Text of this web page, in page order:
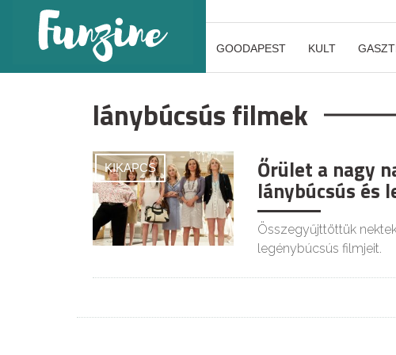
GOODAPEST KULT
lánybúcsús filmek
KIKAPCS Őrület a nagy
lánybúcsús és
Összegyűjttöttük
legénybúcsús filmjeit.